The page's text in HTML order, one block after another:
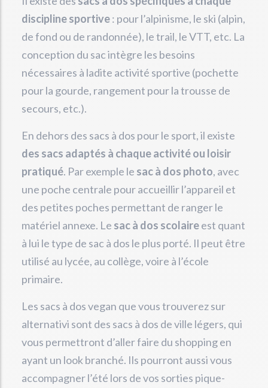
discipline sportive: pour l’alpinisme, le ski (alpin,
de fond ou de randonnée), le trail, le VTT, etc. La
conception du sac intègre les besoins
nécessaires à ladite activité sportive (pochette
pour la gourde, rangement pour la trousse de
secours, etc.).
En dehors des sacs à dos pour le sport, il existe
des sacs adaptés à chaque activité ou loisir
pratiqué. Par exemple le sac à dos photo, avec
une poche centrale pour accueillir l’appareil et
des petites poches permettant de ranger le
matériel annexe. Le sac à dos scolaireest quant
à lui le type de sac à dos le plus porté. Il peut être
utilisé au lycée, au collège, voire à l’école
primaire.
Les sacs à dos vegan que vous trouverez sur
alternativi sont des sacs à dos de ville légers, qui
vous permettront d’aller faire du shopping en
ayant un look branché. Ils pourront aussi vous
accompagner l’été lors de vos sorties pique-